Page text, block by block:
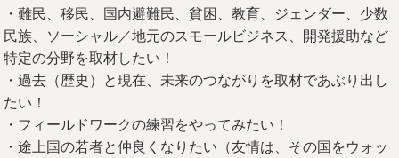
・難民、移民、国内避難民、貧困、教育、ジェンダー、少数
民族、ソーシャル／地元のスモールビジネス、開発援助など
特定の分野を取材したい！
・過去（歴史）と現在、未来のつながりを取材であぶり出し
たい！
・フィールドワークの練習をやってみたい！
・途上国の若者と仲良くなりたい（友情は、その国をウォッ